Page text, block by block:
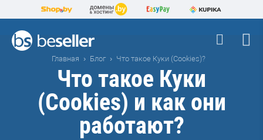
Главная Блог Что такое Куки (Cookies)?
Что такое Куки
(Cookies) и как они
работают?